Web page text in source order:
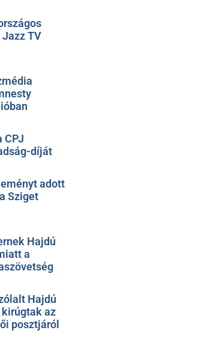
TV
CPJ
díját
adott
Sziget
Hajdú
a
Hajdú
kirúgtak az
posztjáról